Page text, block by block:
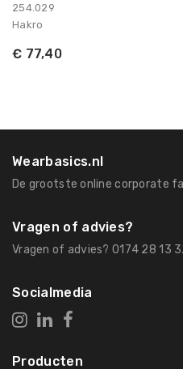
254.029
Hakro
€ 77,40
Wearbasics.nl
De grootste online corporate
Vragen of advies?
Vragen of advies? 0174 28 13
Socialmedia
Producten